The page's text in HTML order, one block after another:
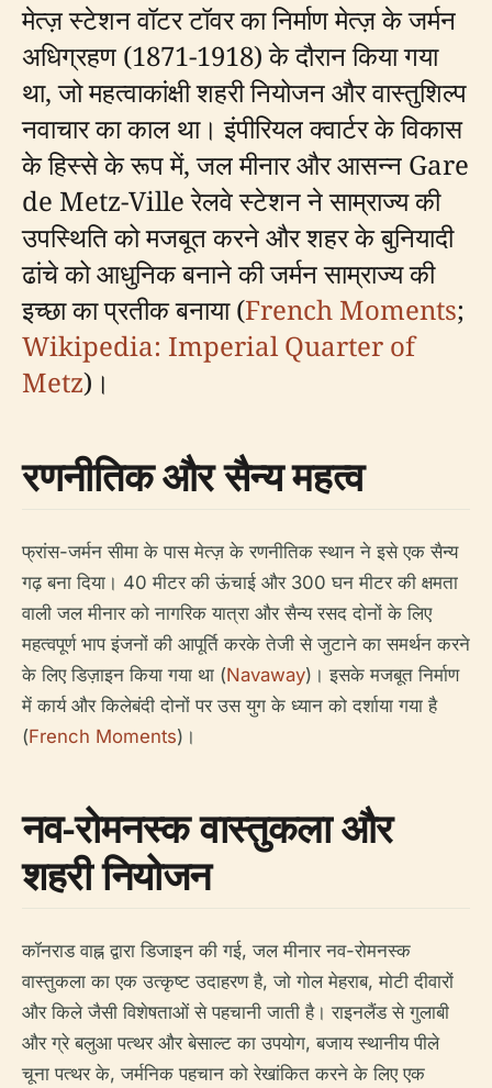
मेत्ज़ स्टेशन वॉटर टॉवर का निर्माण मेत्ज़ के जर्मन
अधिग्रहण (1871-1918) के दौरान किया गया
था, जो महत्वाकांक्षी शहरी नियोजन और वास्तुशिल्प
नवाचार का काल था। इंपीरियल क्वार्टर के विकास
के हिस्से के रूप में, जल मीनार और आसन्न Gare
de Metz-Ville रेलवे स्टेशन ने साम्राज्य की
उपस्थिति को मजबूत करने और शहर के बुनियादी
ढांचे को आधुनिक बनाने की जर्मन साम्राज्य की
इच्छा का प्रतीक बनाया (French Moments;
Wikipedia: Imperial Quarter of
Metz)।
रणनीतिक और सैन्य महत्व
फ्रांस-जर्मन सीमा के पास मेत्ज़ के रणनीतिक स्थान ने इसे एक सैन्य
गढ़ बना दिया। 40 मीटर की ऊंचाई और 300 घन मीटर की क्षमता
वाली जल मीनार को नागरिक यात्रा और सैन्य रसद दोनों के लिए
महत्वपूर्ण भाप इंजनों की आपूर्ति करके तेजी से जुटाने का समर्थन करने
के लिए डिज़ाइन किया गया था (Navaway)। इसके मजबूत निर्माण
में कार्य और किलेबंदी दोनों पर उस युग के ध्यान को दर्शाया गया है
(French Moments)।
नव-रोमनस्क वास्तुकला और
शहरी नियोजन
कॉनराड वाह्न द्वारा डिजाइन की गई, जल मीनार नव-रोमनस्क
वास्तुकला का एक उत्कृष्ट उदाहरण है, जो गोल मेहराब, मोटी दीवारों
और किले जैसी विशेषताओं से पहचानी जाती है। राइनलैंड से गुलाबी
और ग्रे बलुआ पत्थर और बेसाल्ट का उपयोग, बजाय स्थानीय पीले
चूना पत्थर के, जर्मनिक पहचान को रेखांकित करने के लिए एक